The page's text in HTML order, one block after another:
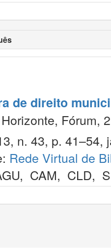
de direito
Fórum,
n. 43, p. 41–54,
Rede Virtual de
, CAM, CLD,